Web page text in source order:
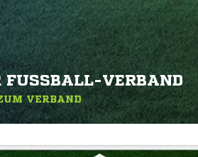
FUSSBALL-VERBAND
VERBAND